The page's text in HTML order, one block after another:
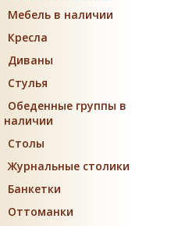
Мебель в наличии
Кресла
Диваны
Стулья
Обеденные группы в
наличии
Столы
Журнальные столики
Банкетки
Оттоманки